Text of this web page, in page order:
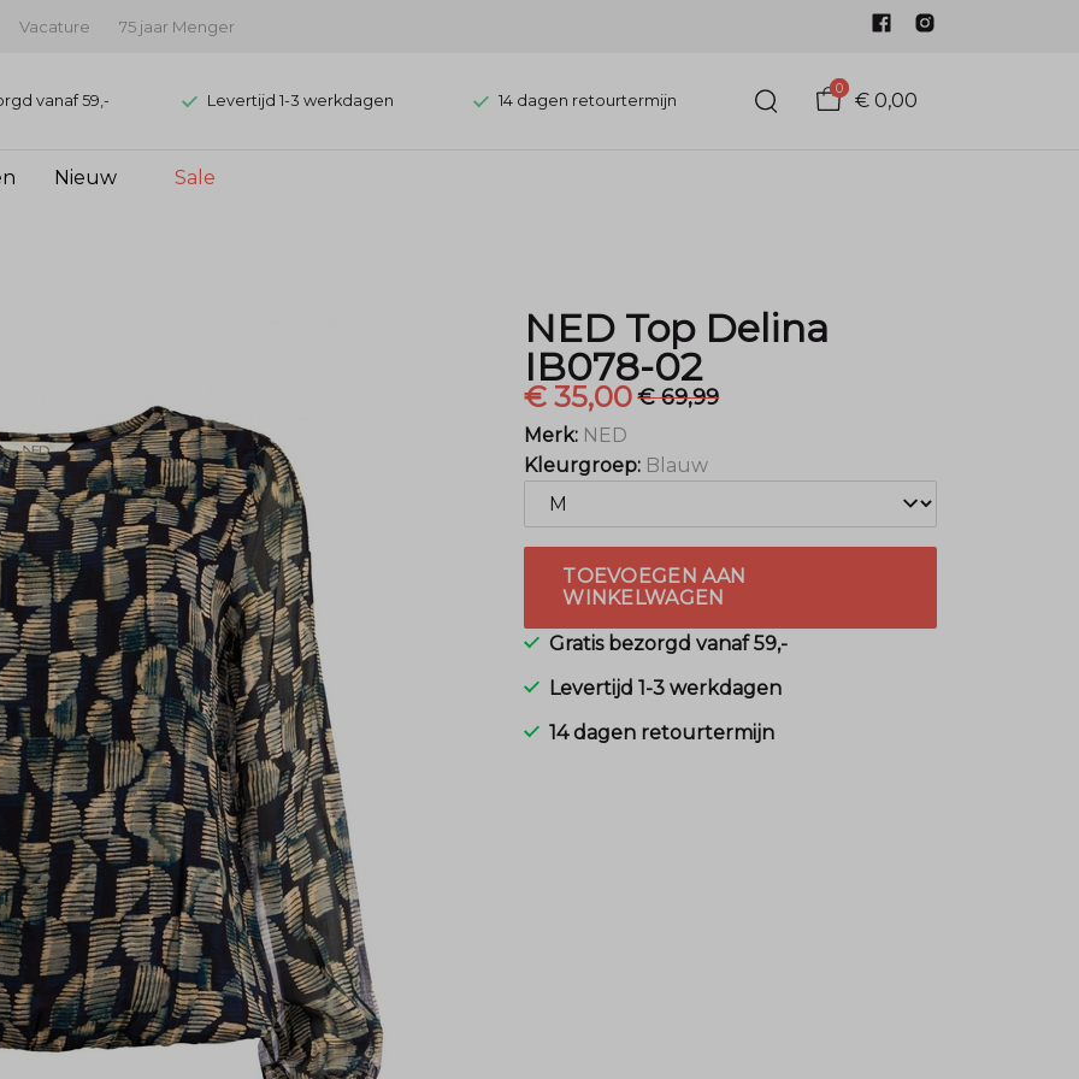
Vacature 75 jaar Menger
vanaf 59,- Levertijd 1-3 werkdagen 14 dagen retourtermijn
0
€ 0,00
Nieuw Sale
NED Top Delina
IB078-02
€ 35,00€ 69,99
Merk: NED
Kleurgroep: Blauw
TOEVOEGEN AAN
WINKELWAGEN
Gratis bezorgd vanaf 59,-
Levertijd 1-3 werkdagen
14 dagen retourtermijn